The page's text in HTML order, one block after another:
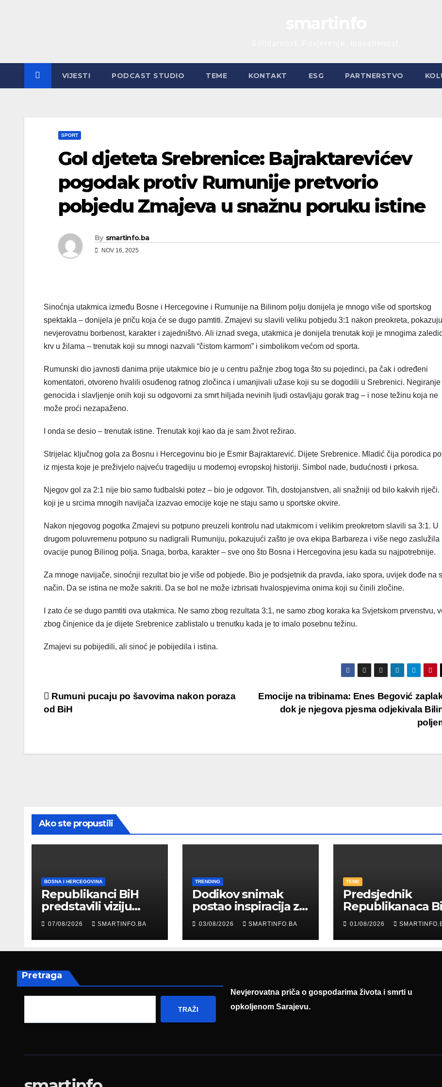
VIJESTI PODCAST STUDIO TEME KONTAKT ESG PARTNERSTVO
SPORT
Gol djeteta Srebrenice: Bajraktarevićev
pogodak protiv Rumunije pretvorio
pobjedu Zmajeva u snažnu poruku istine
By smartinfo.ba
NOV 16, 2025
Sinoćnja utakmica između Bosne i Hercegovine i Rumunije na Bilinom polju donijela je mnogo više od sportskog
spektakla – donijela je priču koja će se dugo pamtiti. Zmajevi su slavili veliku pobjedu 3:1 nakon preokreta,
nevjerovatnu borbenost, karakter i zajedništvo. Ali iznad svega, utakmica je donijela trenutak koji je mnogima
krv u žilama – trenutak koji su mnogi nazvali “čistom karmom” i simbolikom većom od sporta.
Rumunski dio javnosti danima prije utakmice bio je u centru pažnje zbog toga što su pojedinci, pa čak i određeni
komentatori, otvoreno hvalili osuđenog ratnog zločinca i umanjivali užase koji su se dogodili u Srebrenici. Negiranje
genocida i slavljenje onih koji su odgovorni za smrt hiljada nevinih ljudi ostavljaju gorak trag – i nose težinu koja ne
može proći nezapaženo.
I onda se desio – trenutak istine. Trenutak koji kao da je sam život režirao.
Strijelac ključnog gola za Bosnu i Hercegovinu bio je Esmir Bajraktarević. Dijete Srebrenice. Mladić čija porodica
iz mjesta koje je preživjelo najveću tragediju u modernoj evropskoj historiji. Simbol nade, budućnosti i prkosa.
Njegov gol za 2:1 nije bio samo fudbalski potez – bio je odgovor. Tih, dostojanstven, ali snažniji od bilo kakvih riječi.
koji je u srcima mnogih navijača izazvao emocije koje ne staju samo u sportske okvire.
Nakon njegovog pogotka Zmajevi su potpuno preuzeli kontrolu nad utakmicom i velikim preokretom slavili sa 3:1. U
drugom poluvremenu potpuno su nadigrali Rumuniju, pokazujući zašto je ova ekipa Barbareza i više nego zaslužila
ovacije punog Bilinog polja. Snaga, borba, karakter – sve ono što Bosna i Hercegovina jesu kada su najpotrebnije.
Za mnoge navijače, sinoćnji rezultat bio je više od pobjede. Bio je podsjetnik da pravda, iako spora, uvijek dođe na
način. Da se istina ne može sakriti. Da se bol ne može izbrisati hvalospjevima onima koji su činili zločine.
I zato će se dugo pamtiti ova utakmica. Ne samo zbog rezultata 3:1, ne samo zbog koraka ka Svjetskom prvenstvu,
zbog činjenice da je dijete Srebrenice zablistalo u trenutku kada je to imalo posebnu težinu.
Zmajevi su pobijedili, ali sinoć je pobijedila i istina.
Post
Emocije na tribinama: Enes Begović
dok je njegova pjesma odjekivala
Rumuni pucaju po šavovima nakon poraza
od BiH
Ako ste propustili
BOSNA I HERCEGOVINA
Republikanci BiH
predstavili viziju
moderne Bosne i
Hercegovine
ambasadoru
Njemačke
07/08/2026 SMARTINFO.BA
TRENDING
Dodikov snimak
postao inspiracija za
šale: Građani kroz
parodiju poslali
poruku
03/08/2026 SMARTINFO.BA
TEME
Predsjednik
Republikanaca
Edin Garaplija
prisustvovao
prezentaciji
Federalnog
01/08/2026
Pretraga
TRAŽI
Nevjerovatna priča o gospodarima života i smrti u
opkoljenom Sarajevu.